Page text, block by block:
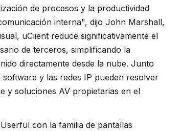
de procesos y la productividad
interna", dijo John Marshall,
uClient reduce significativamente el
de terceros, simplificando la
directamente desde la nube. Junto
y las redes IP pueden resolver
y soluciones AV propietarias en el
con la familia de pantallas